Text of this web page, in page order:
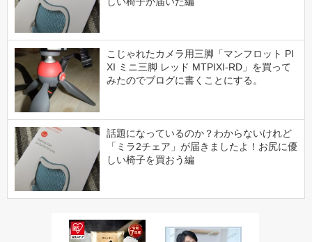
こじゃれたカメラ用三脚「マンフロット PI
XI ミニ三脚 レッド MTPIXI-RD」を買って
みたのでブログに書くことにする。
話題になっているのか？わからないけれど
「ミラ2チェア」が届きましたよ！お尻に優
しい椅子を買おう編